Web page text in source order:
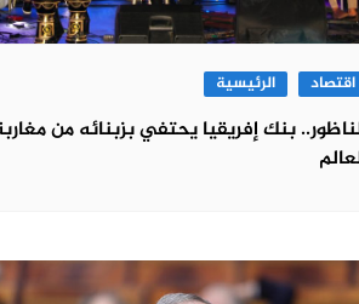
اقتصاد الرئيسية
بنك إفريقيا يحتفي بزبنائه من